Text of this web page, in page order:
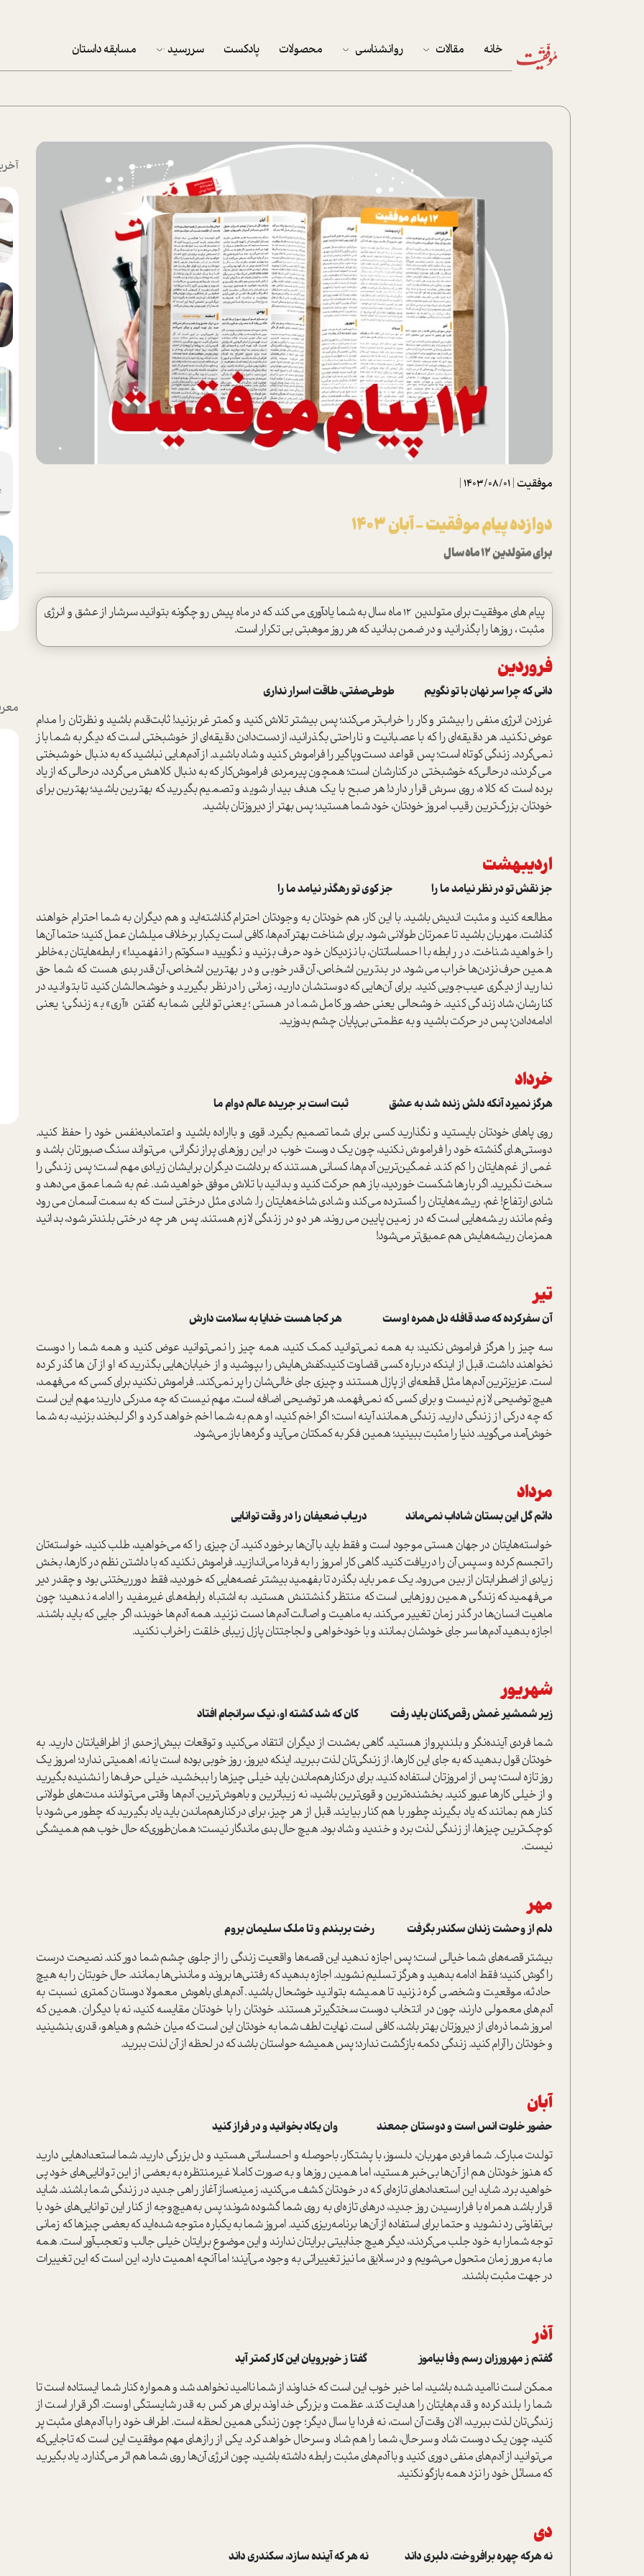
خانه مقالات
زندگی
نوجوان
کار
پلاس
تحلیل فیلم
شیوانا
داستان
روانشناسی محصولات پادکست سررسید
تقویم رومیزی
تقویم دیواری
مسابقه داستان
موفقیت |
1403/08/01
|
دوازده پیام موفقیت - آبان 1403
برای متولدین 12 ماه سال
پیام های موفقیت برای متولدین 12 ماه سال به شما یادآوری می کند که در ماه پیش رو چگونه بتوانید سرشار از عشق و انرژی
مثبت ، روزها را بگذرانید و در ضمن بدانید که هر روز موهبتی بی تکرار است.
فروردین
دانی که چرا سر نهان با تو نگویم طوطی‌صفتی، طاقت اسرار نداری
غر‌زدن انرژی منفی را بیشتر و کار را خراب‌تر می‌کند؛ پس بیشتر تلاش کنید و کمتر غر بزنید! ثابت‌قدم باشید و نظرتان را مدام
عوض نکنید. هر دقیقه‌ای را که با عصبانیت و ناراحتی بگذرانید، از‌دست‌دادن دقیقه‌ای از خوشبختی است که دیگر به شما باز
نمی‌گردد. زندگی کوتاه است؛ پس قواعد دست‌و‌پاگیر را فراموش کنید و شاد باشید. از آدم‌هایی نباشید که به دنبال خوشبختی
می‌گردند، درحالی‌که خوشبختی در کنارشان است؛ همچون پیرمردی فراموش‌کار که به دنبال کلاهش می‌گردد، در‌حالی‌که از یاد
برده است که کلاه، روی سرش قرار دارد! هر صبح با یک هدف بیدار شوید و تصمیم بگیرید که بهترین باشید؛ بهترین برای
خودتان. بزرگ‌ترین رقیب امروز خودتان، خود شما هستید؛ پس بهتر از دیروزتان باشید.
اردیبهشت
جز نقش تو در نظر نیامد ما را جز کوی تو رهگذر نیامد ما را
مطالعه کنید و مثبت اندیش باشید. با این کار، هم خودتان به وجودتان احترام گذاشته‌اید و هم دیگران به شما احترام خواهند
گذاشت. مهربان باشید تا عمرتان طولانی شود. برای شناخت بهتر آدم‌ها، کافی است یکبار برخلاف میلشان عمل کنید؛ حتما آن‌ها
را خواهید شناخت. در رابطه با احساساتتان، با نزدیکان خود حرف بزنید و نگویید «سکوتم را نفهمید!» رابطه‌هایتان به‌خاطر
همین حرف‌نزدن‌ها خراب می‌شود. در بدترین اشخاص، آن‌قدر خوبی و در بهترین اشخاص، آن‌قدر بدی هست که شما حق
ندارید از دیگری عیب‌جویی کنید. برای آن‌هایی که دوستشان دارید، زمانی را درنظر بگیرید و خوشحالشان کنید تا بتوانید در
کنارشان، شاد زندگی کنید. خوشحالی یعنی حضور کامل شما در هستی؛ یعنی توانایی شما به گفتن «آری» به زندگی؛ یعنی
ادامه‌دادن؛ پس در حرکت باشید و به عظمتی بی‌پایان چشم بدوزید.
خرداد
هرگز نمیرد آنکه دلش زنده شد به عشق ثبت است بر جریده عالم دوام ما
روی پاهای خودتان بایستید و نگذارید کسی برای شما تصمیم بگیرد. قوی و با‌اراده باشید و اعتماد‌به‌نفس خود را حفظ کنید.
دوستی‌های گذشته خود را فراموش نکنید، چون یک دوست خوب در این روزهای پراز نگرانی، می‌تواند سنگ صبورتان باشد و
غمی از غم‌هایتان را کم کند. غمگین‌ترین آدم‌ها، کسانی هستند که برداشت دیگران برایشان زیادی مهم است؛ پس زندگی را
سخت نگیرید. اگر بارها شکست خوردید، باز هم حرکت کنید و بدانید با تلاش موفق خواهید شد. غم به شما عمق می‌دهد و
شادی ارتفاع! غم، ریشه‌هایتان را گسترده می‌کند و شادی شاخه‌هایتان را. شادی مثل درختی است که به سمت آسمان می‌رود
وغم مانند ریشه‌هایی است که در زمین پایین می‌روند. هر دو در زندگی لازم هستند. پس هر چه درختی بلند‌تر شود، بدانید
همزمان ریشه‌هایش هم عمیق‌تر می‌شود!
تیر
آن سفر‌کرده که صد قافله دل همره اوست هر کجا هست خدایا به سلامت دارش
سه چیز را هرگز فراموش نکنید: به همه نمی‌توانید کمک کنید، همه چیز را نمی‌توانید عوض کنید و همه شما را دوست
نخواهند داشت. قبل از اینکه درباره کسی قضاوت کنید،کفش‌هایش را بپوشید و از خیابان‌هایی بگذرید که او از آن ها گذر کرده
است. عزیزترین آدم‌ها مثل قطعه‌ای از پازل هستند و چیزی جای خالی‌شان را پر نمی‌کند.. فراموش نکنید برای کسی که می‌فهمد،
هیچ توضیحی لازم نیست و برای کسی که نمی‌فهمد، هر توضیحی اضافه است. مهم نیست که چه مدرکی دارید؛ مهم این است
که چه درکی از زندگی دارید. زندگی همانند آینه است؛ اگر اخم کنید، او هم به شما اخم خواهد کرد و اگر لبخند بزنید، به شما
خوش‌آمد می‌گوید. دنیا را مثبت ببینید؛ همین فکر به کمکتان می‌آید و گره‌ها باز می‌شود.
مرداد
دائم گل این بستان شاداب نمی‌ماند دریاب ضعیفان را در وقت توانایی
خواسته‌هایتان در جهان هستی موجود است و فقط باید با آن‌ها برخورد کنید. آن چیزی را که می‌خواهید، طلب کنید، خواسته‌تان
را تجسم کرده و سپس آن را دریافت کنید. گاهی کار امروز را به فردا می‌اندازید. فراموش نکنید که با داشتن نظم در کارها، بخش
زیادی از اضطرابتان از بین می‌رود. یک عمر باید بگذرد تا بفهمید بیشتر غصه‌هایی که خوردید، فقط دورریختنی بود و چقدر دیر
می‌فهمید که زندگی همین روزهایی است که منتظر گذشتنش هستید. به اشتباه رابطه‌های غیرمفید را ادامه ندهید؛ چون
ماهیت انسان‌ها در گذر زمان تغییر می‌کند. به ماهیت و اصالت آدم‌ها دست نزنید. همه آدم‌ها خوبند، اگر جایی که باید باشند.
اجازه بدهید آدم‌ها سر جای خودشان بمانند و با خودخواهی و لجاجتتان پازل زیبای خلقت راخراب نکنید.
شهریور
زیر شمشیر غمش رقص‌کنان باید رفت کان که شد کشته او، نیک سرانجام افتاد
شما فردی آینده‌نگر و بلند‌پرواز هستید. گاهی به‌شدت از دیگران انتقاد می‌کنید و توقعات بیش‌از‌حدی از اطرافیانتان دارید. به
خودتان قول بدهید که به جای این کارها، از زندگی‌تان لذت ببرید. اینکه دیروز، روز خوبی بوده است یا نه، اهمیتی ندارد؛ امروز یک
روز تازه است؛ پس از امروزتان استفاده کنید. برای در‌کنار‌هم‌ماندن باید خیلی چیزها را ببخشید، خیلی حرف‌ها را نشنیده بگیرید
و از خیلی کارها عبور کنید. بخشنده‌ترین و قوی‌ترین باشید، نه زیباترین و باهوش‌ترین. آدم‌ها وقتی می‌توانند مدت‌های طولانی
کنار هم بمانند که یاد بگیرند چطور با هم کنار بیایند. قبل از هر چیز، برای در‌کنار‌هم‌ماندن باید یاد بگیرید که چطور می‌شود با
کوچک‌ترین چیزها، از زندگی لذت برد و خندید و شاد بود. هیچ حال بدی ماندگار نیست؛ همان‌طوری‌که حال خوب هم همیشگی
نیست.
مهر
دلم از وحشت زندان سکندر بگرفت رخت بربندم و تا ملک سلیمان بروم
بیشتر قصه‌های شما خیالی است؛ پس اجازه ندهید این قصه‌ها واقعیت زندگی را از جلوی چشم شما دور کند. نصیحت درست
را گوش کنید؛ فقط ادامه بدهید و هرگز تسلیم نشوید. اجازه بدهید که رفتنی‌ها بروند و ماندنی‌ها بمانند. حال خوبتان را به هیچ
حادثه، موقعیت و شخصی گره نزنید تا همیشه بتوانید خوشحال باشید. آدم‌های باهوش معمولا دوستان کمتری نسبت به
آدم‌های معمولی دارند، چون در انتخاب دوست سختگیرتر هستند. خودتان را با خودتان مقایسه کنید، نه با دیگران. همین که
امروز شما ذره‌ای از دیروزتان بهتر باشد، کافی است. نهایت لطف شما به خودتان این است که میان خشم و هیاهو، قدری بنشینید
و خودتان را آرام کنید. زندگی دکمه بازگشت ندارد؛ پس همیشه حواستان باشد که در لحظه از آن لذت ببرید.
آبان
حضور خلوت انس است و دوستان جمعند وان یکاد بخوانید و در فراز کنید
تولدت مبارک. شما فردی مهربان، دلسوز، با پشتکار، با‌حوصله و احساساتی هستید و دل بزرگی دارید. شما استعدادهایی دارید
که هنوز خودتان هم از آن‌ها بی‌خبر هستید، اما همین روزها و به صورت کاملا غیر‌منتظره به بعضی از این توانایی‌های خود پی
خواهید برد. شاید این استعدادهای تازه‌ای که در خودتان کشف می‌کنید، زمینه‌ساز آغاز راهی جدید در زندگی شما باشند. شاید
قرار باشد همراه با فرا‌رسیدن روز جدید، درهای تازه‌ای به روی شما گشوده شوند؛ پس به‌هیچ‌وجه از کنار این توانایی‌های خود با
بی‌تفاوتی رد نشوید و حتما برای استفاده از آن‌ها برنامه‌ریزی کنید. امروز شما به یکباره متوجه شده‌اید که بعضی چیزها که زمانی
توجه شمارا به خود جلب می‌کردند، دیگر هیچ جذابیتی برایتان ندارند و این موضوع برایتان خیلی جالب و تعجب‌آور است. همه
ما به مرور زمان متحول می‌شویم و در سلایق ما نیز تغییراتی به وجود می‌آیند؛ اما آنچه اهمیت دارد، این است که این تغییرات
در جهت مثبت باشند.
آذر
گفتم ز مهرورزان رسم وفا بیاموز گفتا ز خوبرویان این کار کمتر آید
ممکن است ناامید شده باشید، اما خبر خوب این است که خداوند از شما ناامید نخواهد شد و همواره کنار شما ایستاده است تا
شما را بلند کرده و قدم‌هایتان را هدایت کند. عظمت و بزرگی خداوند برای هر کس به قدر شایستگی اوست. اگر قرار است از
زندگی‌تان لذت ببرید، الان وقت آن است، نه فردا یا سال دیگر؛ چون زندگی همین لحظه است. اطراف خود را با آدم‌های مثبت پر
کنید، چون یک دوست شاد و سر‌حال، شما را هم شاد و سرحال خواهد کرد. یکی از رازهای مهم موفقیت این است که تا‌جایی‌که
می‌توانید از آدم‌های منفی دوری کنید و با آدم‌های مثبت رابطه داشته باشید، چون انرژی آن‌ها روی شما هم اثر می‌گذارد. یاد بگیرید
که مسائل خود را نزد همه بازگو نکنید.
دی
نه هرکه چهره برافروخت، دلبری داند نه هر که آینده سازد، سکندری داند